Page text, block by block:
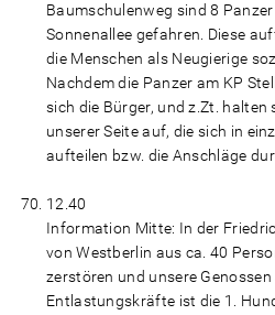
Baumschulenweg sind 8
Sonnenallee gefahren. Diese
die Menschen als Neugierige
Nachdem die Panzer am KP
sich die Bürger, und z.Zt. halten
unserer Seite auf, die sich in
aufteilen bzw. die Anschläge
12.40
Information Mitte: In der
von Westberlin aus ca. 40
zerstören und unsere
Entlastungskräfte ist die 1.